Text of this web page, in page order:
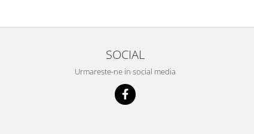
SOCIAL
Urmareste-ne in social media